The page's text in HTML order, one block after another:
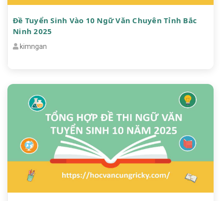
Đề Tuyển Sinh Vào 10 Ngữ Văn Chuyên Tỉnh Bắc
Ninh 2025
kimngan